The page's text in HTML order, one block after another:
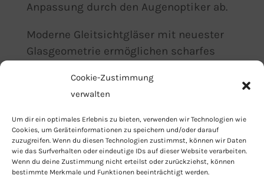
Cookie-Zustimmung
verwalten
Um dir ein optimales Erlebnis zu bieten, verwenden wir Technologien wie
Cookies, um Geräteinformationen zu speichern und/oder darauf
zuzugreifen. Wenn du diesen Technologien zustimmst, können wir Daten
wie das Surfverhalten oder eindeutige IDs auf dieser Website verarbeiten.
Wenn du deine Zustimmung nicht erteilst oder zurückziehst, können
bestimmte Merkmale und Funktionen beeinträchtigt werden.
Anpassung durch den Augenoptiker ab.
Moderne Gleitsichtgläser mit neuester
Glasgeometrie ermöglichen scharfes
Gleitsichtgläsern nicht nur technisch,
sondern auch wirtschaftlich in den
Bereich des Machbaren gerückt.
Gleitsichtgläser gibt es in